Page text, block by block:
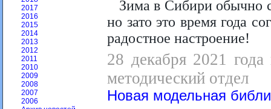
2017
2016
2015
2014
2013
2012
2011
2010
2009
2008
2007
2006
Зима в Сибири обычно
но зато это время года
радостное настроение!
28 декабря 2021
методический отдел
Новая модельная